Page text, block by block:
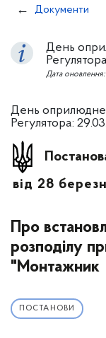
Документи
День
Дата
День
Регулятора:
від 28
Про
розподілу
"Монтажник
ПОСТАНОВИ